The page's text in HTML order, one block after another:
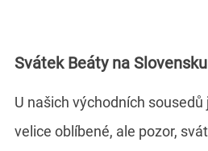
Svátek Beáty na Slovensku
U našich východních
velice oblíbené, ale pozor,